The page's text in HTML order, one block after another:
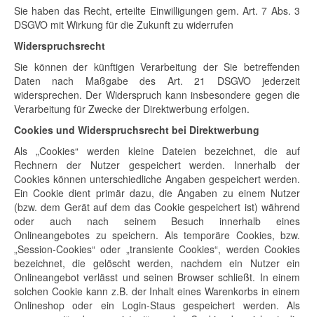
Sie haben das Recht, erteilte Einwilligungen gem. Art. 7 Abs. 3
DSGVO mit Wirkung für die Zukunft zu widerrufen
Widerspruchsrecht
Sie können der künftigen Verarbeitung der Sie betreffenden
Daten nach Maßgabe des Art. 21 DSGVO jederzeit
widersprechen. Der Widerspruch kann insbesondere gegen die
Verarbeitung für Zwecke der Direktwerbung erfolgen.
Cookies und Widerspruchsrecht bei Direktwerbung
Als „Cookies“ werden kleine Dateien bezeichnet, die auf
Rechnern der Nutzer gespeichert werden. Innerhalb der
Cookies können unterschiedliche Angaben gespeichert werden.
Ein Cookie dient primär dazu, die Angaben zu einem Nutzer
(bzw. dem Gerät auf dem das Cookie gespeichert ist) während
oder auch nach seinem Besuch innerhalb eines
Onlineangebotes zu speichern. Als temporäre Cookies, bzw.
„Session-Cookies“ oder „transiente Cookies“, werden Cookies
bezeichnet, die gelöscht werden, nachdem ein Nutzer ein
Onlineangebot verlässt und seinen Browser schließt. In einem
solchen Cookie kann z.B. der Inhalt eines Warenkorbs in einem
Onlineshop oder ein Login-Staus gespeichert werden. Als